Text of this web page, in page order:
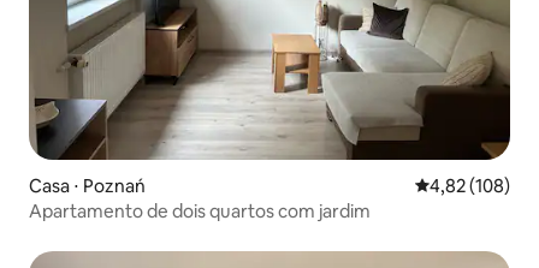
Casa ⋅ Poznań 4,82 de uma
4,82 (108)
Apartamento de dois quartos com jardim